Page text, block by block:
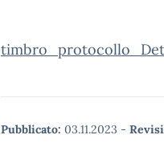
Pubblicato: 03.11.2023 -